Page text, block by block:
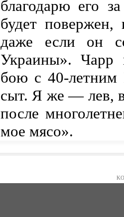
благодарю его
будет
даже если он
Украины». Чарр
бою с 40-летним
сыт. Я же — лев,
после
мое мясо».